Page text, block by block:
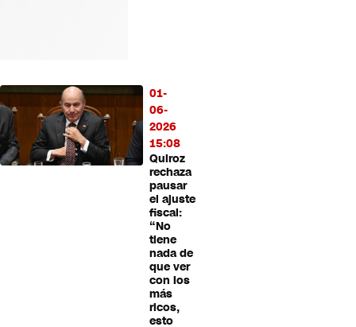
01-
06-
2026
15:08
Quiroz
rechaza
pausar
el ajuste
fiscal:
“No
tiene
nada de
que ver
con los
más
ricos,
esto